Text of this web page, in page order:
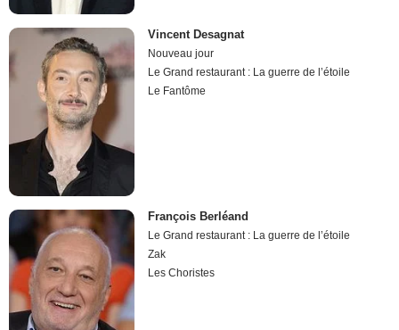
Vincent Desagnat
Nouveau jour
Le Grand restaurant : La guerre de l’étoile
Le Fantôme
François Berléand
Le Grand restaurant : La guerre de l’étoile
Zak
Les Choristes